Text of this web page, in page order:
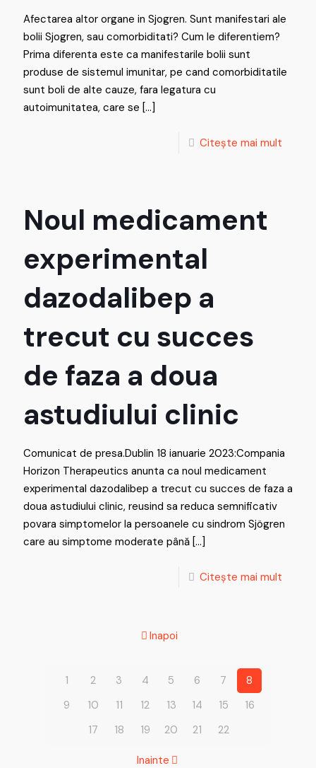
Afectarea altor organe in Sjogren. Sunt manifestari ale
bolii Sjogren, sau comorbiditati? Cum le diferentiem?
Prima diferenta este ca manifestarile bolii sunt
produse de sistemul imunitar, pe cand comorbiditatile
sunt boli de alte cauze, fara legatura cu
autoimunitatea, care se […]
Citește mai mult
Noul medicament
experimental
dazodalibep a
trecut cu succes
de faza a doua
astudiului clinic
Comunicat de presa.Dublin 18 ianuarie 2023:Compania
Horizon Therapeutics anunta ca noul medicament
experimental dazodalibep a trecut cu succes de faza a
doua astudiului clinic, reusind sa reduca semnificativ
povara simptomelor la persoanele cu sindrom Sjögren
care au simptome moderate până […]
Citește mai mult
Inapoi
1 2 3 4 5 6 7
8
9
10 11 12 13 14 15
16
17
18 19 20 21 22
Inainte